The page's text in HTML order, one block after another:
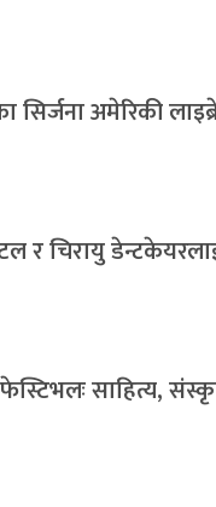
सिर्जना अमेरिकी
र चिरायु
साहित्य,